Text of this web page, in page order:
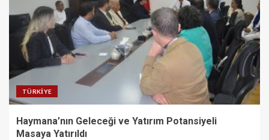
TÜRKIYE
Haymana’nın Geleceği ve Yatırım Potansiyeli
Masaya Yatırıldı